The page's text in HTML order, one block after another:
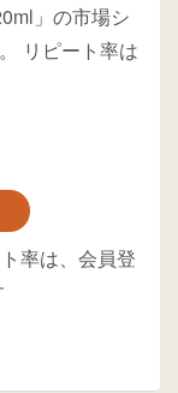
」の市場シ
リピート率は
率は、会員登